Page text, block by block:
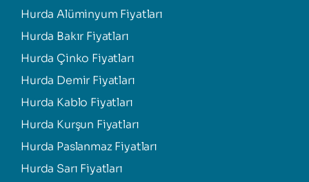
Hurda Alüminyum Fiyatları
Hurda Bakır Fiyatları
Hurda Çinko Fiyatları
Hurda Demir Fiyatları
Hurda Kablo Fiyatları
Hurda Kurşun Fiyatları
Hurda Paslanmaz Fiyatları
Hurda Sarı Fiyatları